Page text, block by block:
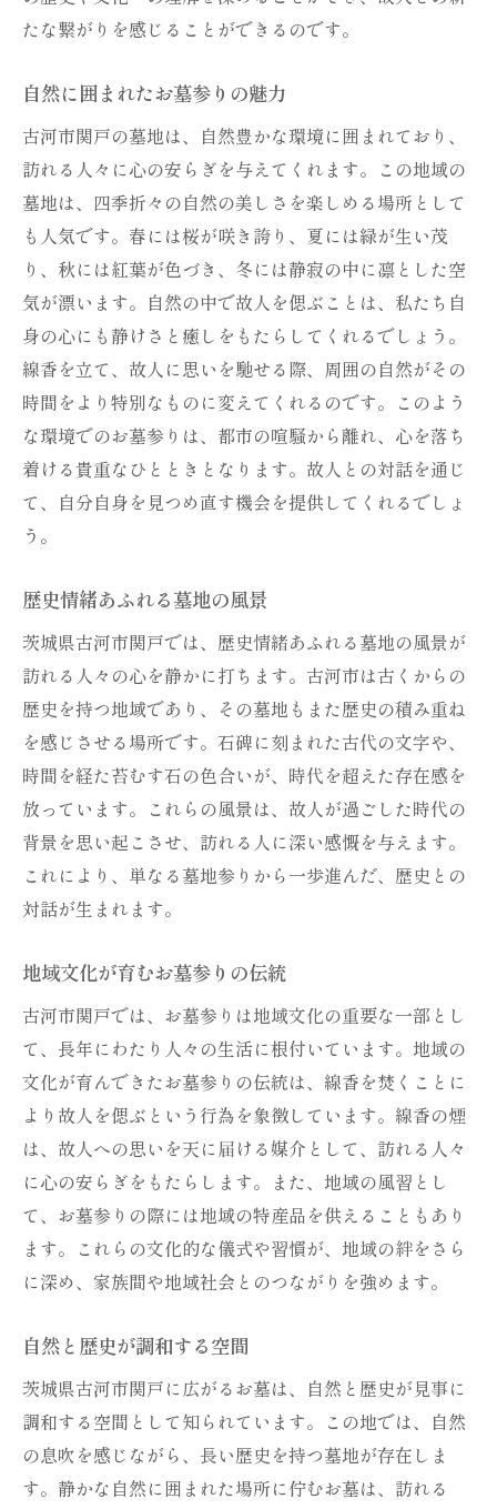
たな繋がりを感じることができるのです。
自然に囲まれたお墓参りの魅力
古河市関戸の墓地は、自然豊かな環境に囲まれており、
訪れる人々に心の安らぎを与えてくれます。この地域の
墓地は、四季折々の自然の美しさを楽しめる場所として
も人気です。春には桜が咲き誇り、夏には緑が生い茂
り、秋には紅葉が色づき、冬には静寂の中に凛とした空
気が漂います。自然の中で故人を偲ぶことは、私たち自
身の心にも静けさと癒しをもたらしてくれるでしょう。
線香を立て、故人に思いを馳せる際、周囲の自然がその
時間をより特別なものに変えてくれるのです。このよう
な環境でのお墓参りは、都市の喧騒から離れ、心を落ち
着ける貴重なひとときとなります。故人との対話を通じ
て、自分自身を見つめ直す機会を提供してくれるでしょ
う。
歴史情緒あふれる墓地の風景
茨城県古河市関戸では、歴史情緒あふれる墓地の風景が
訪れる人々の心を静かに打ちます。古河市は古くからの
歴史を持つ地域であり、その墓地もまた歴史の積み重ね
を感じさせる場所です。石碑に刻まれた古代の文字や、
時間を経た苔むす石の色合いが、時代を超えた存在感を
放っています。これらの風景は、故人が過ごした時代の
背景を思い起こさせ、訪れる人に深い感慨を与えます。
これにより、単なる墓地参りから一歩進んだ、歴史との
対話が生まれます。
地域文化が育むお墓参りの伝統
古河市関戸では、お墓参りは地域文化の重要な一部とし
て、長年にわたり人々の生活に根付いています。地域の
文化が育んできたお墓参りの伝統は、線香を焚くことに
より故人を偲ぶという行為を象徴しています。線香の煙
は、故人への思いを天に届ける媒介として、訪れる人々
に心の安らぎをもたらします。また、地域の風習とし
て、お墓参りの際には地域の特産品を供えることもあり
ます。これらの文化的な儀式や習慣が、地域の絆をさら
に深め、家族間や地域社会とのつながりを強めます。
自然と歴史が調和する空間
茨城県古河市関戸に広がるお墓は、自然と歴史が見事に
調和する空間として知られています。この地では、自然
の息吹を感じながら、長い歴史を持つ墓地が存在しま
す。静かな自然に囲まれた場所に佇むお墓は、訪れる